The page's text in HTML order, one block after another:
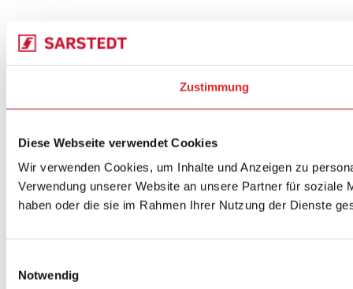
Zustimmung
Diese Webseite verwendet Cookies
Wir verwenden Cookies, um Inhalte und Anzeigen zu
Verwendung unserer Website an unsere Partner für soziale
haben oder die sie im Rahmen Ihrer Nutzung der Dienste
Notwendig